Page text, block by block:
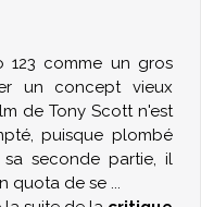
123 comme un gros
un concept vieux
de Tony Scott n'est
puisque plombé
seconde partie, il
quota de se ...